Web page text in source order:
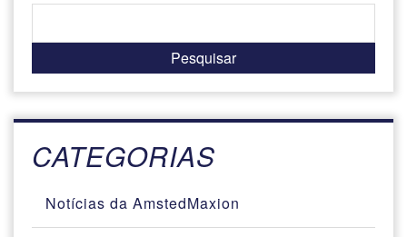
CATEGORIAS
Notícias da AmstedMaxion